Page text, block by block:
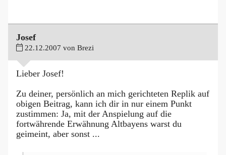
Josef
22.12.2007 von Brezi
Lieber Josef!
Zu deiner, persönlich an mich gerichteten Replik auf
obigen Beitrag, kann ich dir in nur einem Punkt
zustimmen: Ja, mit der Anspielung auf die
fortwährende Erwähnung Altbayens warst du
geimeint, aber sonst ...